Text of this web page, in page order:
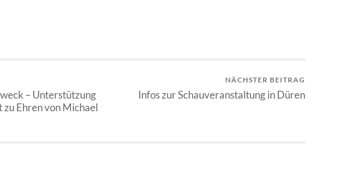
– Unterstützung
Ehren von Michael
NÄCHSTER BEITRAG
Infos zur Schauveranstaltung in Düren